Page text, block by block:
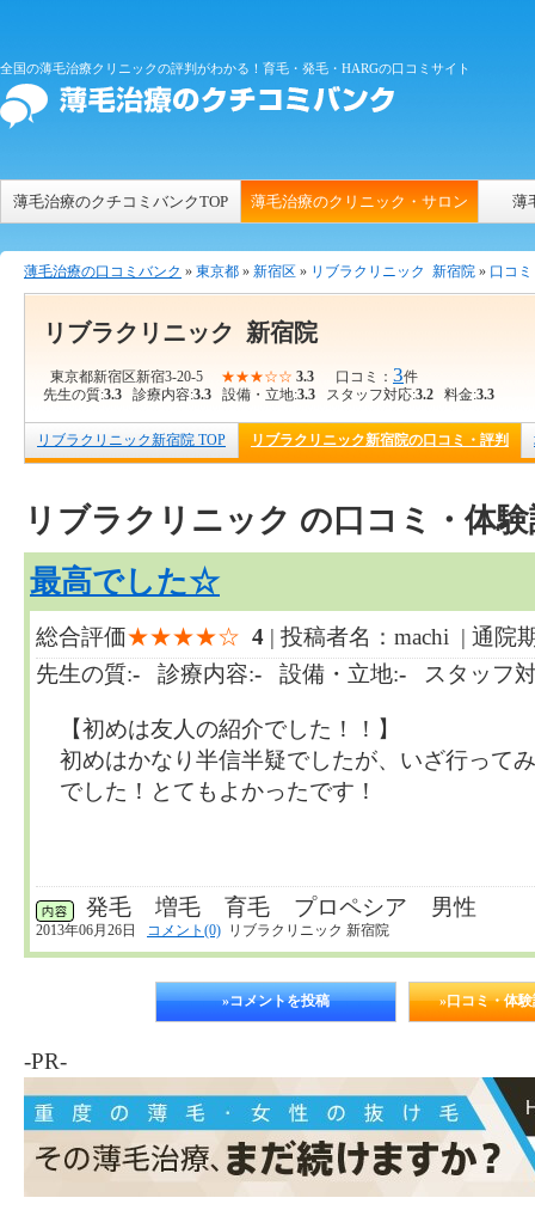
全国の薄毛治療クリニックの評判がわかる！育毛・発毛・HARGの口コミサイト
薄毛治療のクチコミバンクTOP 薄毛治療のクリニック・サロン 薄
薄毛治療の口コミバンク » 東京都 » 新宿区 » リブラクリニック 新宿院 » 口コ
リブラクリニック 新宿院
東京都新宿区新宿3-20-5 ★★★☆☆ 3.3 口コミ： 3件
先生の質:3.3 診療内容:3.3 設備・立地:3.3 スタッフ対応:3.2 料金:3.3
リブラクリニック新宿院 TOP リブラクリニック新宿院の口コミ・評判
リブラクリニック の口コミ・体
最高でした☆
総合評価★★★★☆ 4 | 投稿者名：machi | 通院
先生の質:- 診療内容:- 設備・立地:- スタッフ
【初めは友人の紹介でした！！】
初めはかなり半信半疑でしたが、いざ行って
でした！とてもよかったです！
発毛 増毛 育毛 プロペシア 男性
2013年06月26日 コメント(0) リブラクリニック 新宿院
»コメントを投稿 »口コミ・体
-PR-